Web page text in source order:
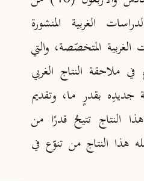
الغربية المنشورة
الغربية المتخصّصة، والتي
ملاحقة النتاج الغربي
جديدِه بقدرٍ ما، وتقديم
النتاج تتيحُ قدرًا من
هذا النتاج من تنوّع في